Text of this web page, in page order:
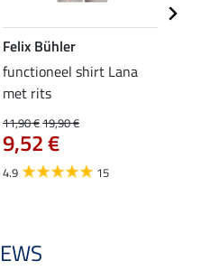
Felix Bühler
functioneel shirt Lana
met rits
11,90 €19,90 €
9,52 €
4.9 15